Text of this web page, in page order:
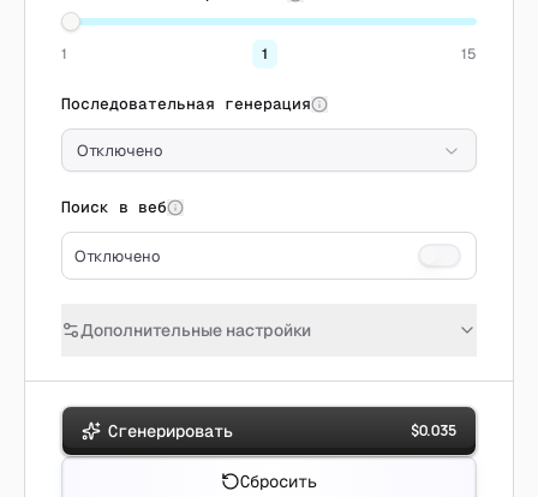
1 1 15
Последовательная генерация
Отключено
Поиск в веб
Отключено
Дополнительные настройки
Сгенерировать $0.035
Сбросить